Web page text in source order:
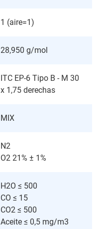
1 (aire=1)
28,950 g/mol
ITC EP-6 Tipo B - M 30
x 1,75 derechas
MIX
N2
O2 21% ± 1%
H2O ≤ 500
CO ≤ 15
CO2 ≤ 500
Aceite ≤ 0,5 mg/m3